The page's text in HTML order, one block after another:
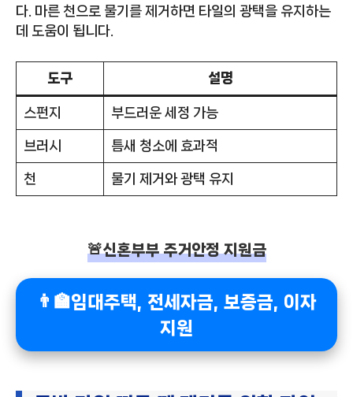
다. 마른 천으로 물기를 제거하면 타일의 광택을 유지하는
데 도움이 됩니다.
도구 설명
스펀지 부드러운 세정 가능
브러시 틈새 청소에 효과적
천 물기 제거와 광택 유지
🚨신혼부부 주거안정 지원금
👨‍🏫임대주택, 전세자금, 보증금, 이자
지원